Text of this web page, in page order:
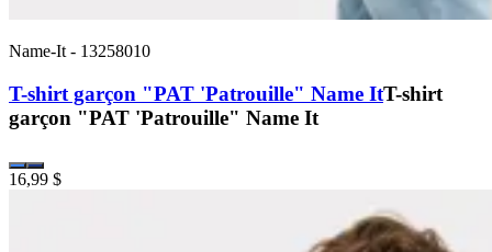
Name-It - 13258010
T-shirt garçon "PAT 'Patrouille" Name ItT-shirt
garçon "PAT 'Patrouille" Name It
16,99 $